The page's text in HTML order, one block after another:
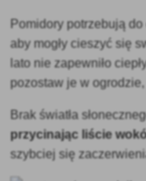
Pomidory potrzebują
aby mogły cieszyć się
lato nie zapewniło
pozostaw je w
Brak światła
przycinając liście
szybciej się